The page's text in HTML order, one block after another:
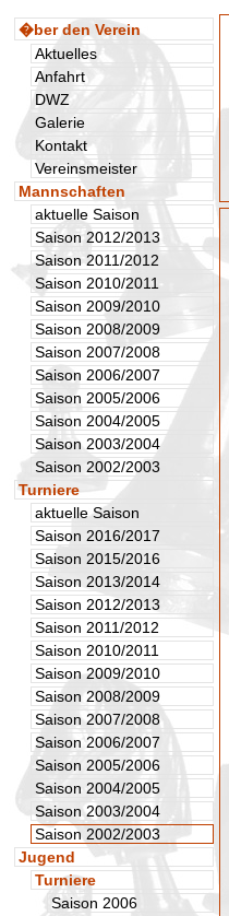
�ber den Verein
Aktuelles
Anfahrt
DWZ
Galerie
Kontakt
Vereinsmeister
Mannschaften
aktuelle Saison
Saison 2012/2013
Saison 2011/2012
Saison 2010/2011
Saison 2009/2010
Saison 2008/2009
Saison 2007/2008
Saison 2006/2007
Saison 2005/2006
Saison 2004/2005
Saison 2003/2004
Saison 2002/2003
Turniere
aktuelle Saison
Saison 2016/2017
Saison 2015/2016
Saison 2013/2014
Saison 2012/2013
Saison 2011/2012
Saison 2010/2011
Saison 2009/2010
Saison 2008/2009
Saison 2007/2008
Saison 2006/2007
Saison 2005/2006
Saison 2004/2005
Saison 2003/2004
Saison 2002/2003
Jugend
Turniere
Saison 2006